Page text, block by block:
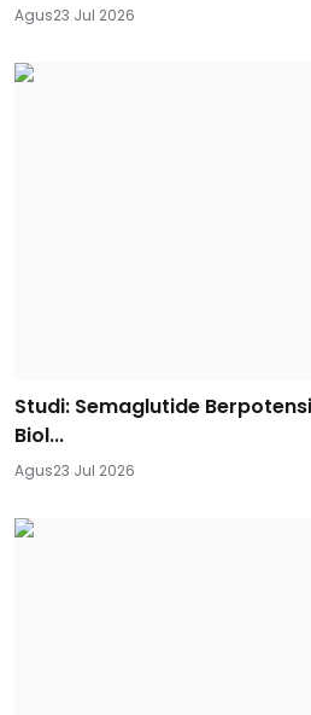
Agus23 Jul 2026
Studi: Semaglutide
Biol...
Agus23 Jul 2026